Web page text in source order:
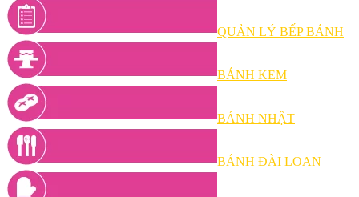
QUẢN LÝ BẾP BÁNH
BÁNH KEM
BÁNH NHẬT
BÁNH ĐÀI LOAN